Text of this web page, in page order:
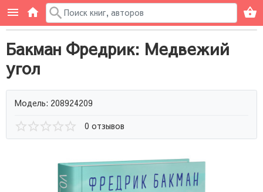
Бакман Фредрик: Медвежий
угол
Модель: 208924209
0 отзывов